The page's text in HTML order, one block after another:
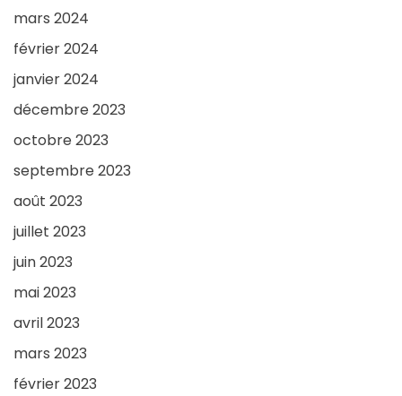
mars 2024
février 2024
janvier 2024
décembre 2023
octobre 2023
septembre 2023
août 2023
juillet 2023
juin 2023
mai 2023
avril 2023
mars 2023
février 2023